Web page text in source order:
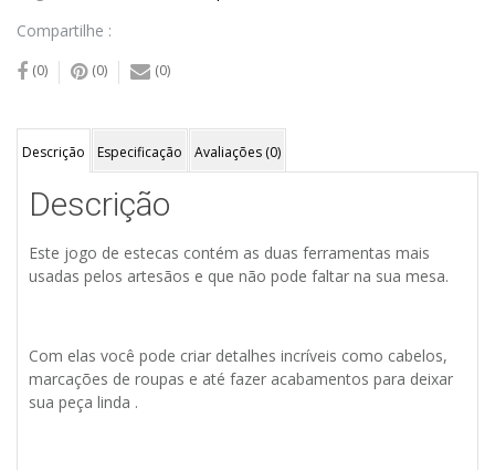
Compartilhe :
(0) (0) (0)
Descrição Especificação Avaliações (0)
Descrição
Este jogo de estecas contém as duas ferramentas mais
usadas pelos artesãos e que não pode faltar na sua mesa.
Com elas você pode criar detalhes incríveis como cabelos,
marcações de roupas e até fazer acabamentos para deixar
sua peça linda .